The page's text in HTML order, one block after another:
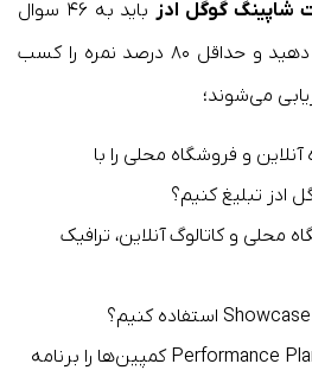
شاپینگ گوگل ادز
باید به ۴۶ سوال
آزمون در ۷۵ دقیقه پاسخ دهید و حداقل ۸۰ درصد نمره را کسب
می‌شوند؛
و فروشگاه محلی را با
ادز تبلیغ کنیم؟
محلی و کاتالوگ آنلاین، ترافیک
چطور با استفاده از Performance Planner کمپین‌ها را برنامه